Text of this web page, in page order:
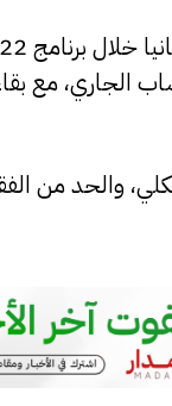
الجاري، مع
والحد من